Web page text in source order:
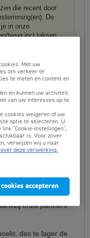
die recent door
De
in onze
terug incl taksen.
MasterCard,
in Oostenrijk
van alle airlines die
Doe een
vergelijken wij de
zowel lijnvluchten
bijvoorbeeld
eenvoudig, Alle
onze partners
des te lager de
Met uw
om verkeer te
te meten en content en
en kunnen uw activiteit
van uw interesses op te
cookies weigeren of uw
optie te selecteren. U
‘Cookie-instellingen’,
is. Voor zover
verwijzen wij u naar
deze verwerking.
accepteren